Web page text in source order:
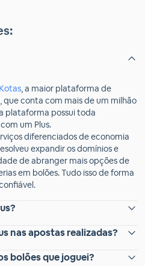
Kotas, a maior plataforma de
que conta com mais de um milhão
plataforma possui toda
um Plus.
diferenciados de economia
expandir os domínios e
de abranger mais opções de
em bolões. Tudo isso de forma
nas apostas realizadas?
bolões que joguei?